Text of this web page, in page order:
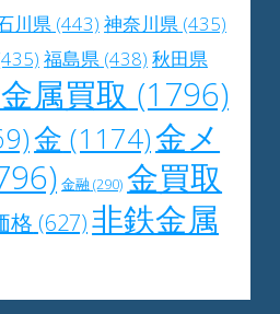
川県 (443) 神奈川県 (435)
福島県 (438) 秋田県
属買取 (1796)
金 (1174)金メ
金融(290) 金買取
格 (627)非鉄金属